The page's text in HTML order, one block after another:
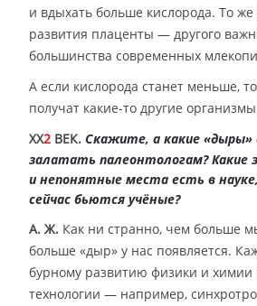
и вдыхать больше кислорода. То
развития плаценты — другого
большинства современных
А если кислорода станет меньше,
получат какие-то другие
XX2 ВЕК. Скажите, а какие
залатать палеонтологам? Какие
и непонятные места есть в
сейчас бьются учёные?
А. Ж. Как ни странно, чем больше
больше «дыр» у нас появляется.
бурному развитию физики и химии
технологии — например,